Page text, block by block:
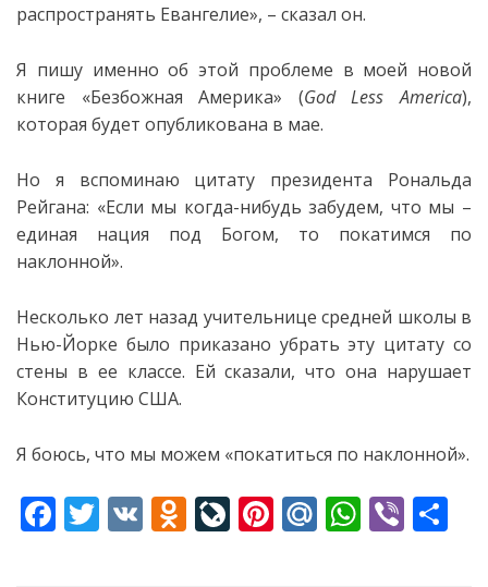
распространять Евангелие», – сказал он.
Я пишу именно об этой проблеме в моей новой
книге «Безбожная Америка» (God Less America),
которая будет опубликована в мае.
Но я вспоминаю цитату президента Рональда
Рейгана: «Если мы когда-нибудь забудем, что мы –
единая нация под Богом, то покатимся по
наклонной».
Несколько лет назад учительнице средней школы в
Нью-Йорке было приказано убрать эту цитату со
стены в ее классе. Ей сказали, что она нарушает
Конституцию США.
Я боюсь, что мы можем «покатиться по наклонной».
F T V O Li Pi M W Vi